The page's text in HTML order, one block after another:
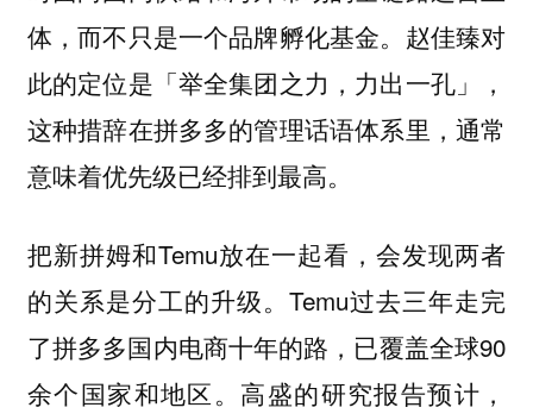
体，而不只是一个品牌孵化基金。 赵佳臻对
此的定位是「举全集团之力，力出一孔」，
这种措辞在拼多多的管理话语体系里，通常
意味着优先级已经排到最高。
把新拼姆和Temu放在一起看，会发现两者
的关系是分工的升级。Temu过去三年走完
了拼多多国内电商十年的路，已覆盖全球90
余个国家和地区。高盛的研究报告预计，